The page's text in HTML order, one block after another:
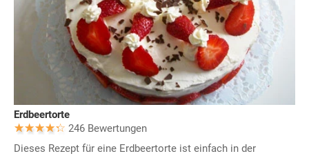
Erdbeertorte
246 Bewertungen
Dieses Rezept für eine Erdbeertorte ist einfach in der